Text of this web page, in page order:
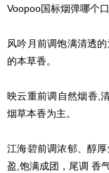
Voopoo国标烟弹哪个
风吟月前调饱满清透
的本草香。
映云重前调自然烟香,
烟草本香为主。
江海碧前调浓郁、醇
盈,饱满成团，尾调 香